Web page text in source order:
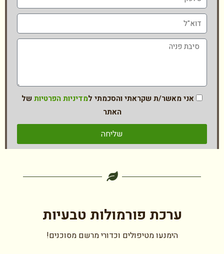
אני מאשר/ת שקראתי והסכמתי למדיניות הפרטיותשל
האתר
שליחה
ערכת פורמולות טבעיות
הימנעו מטיפולים וכדורי מרשם מסוכנים!